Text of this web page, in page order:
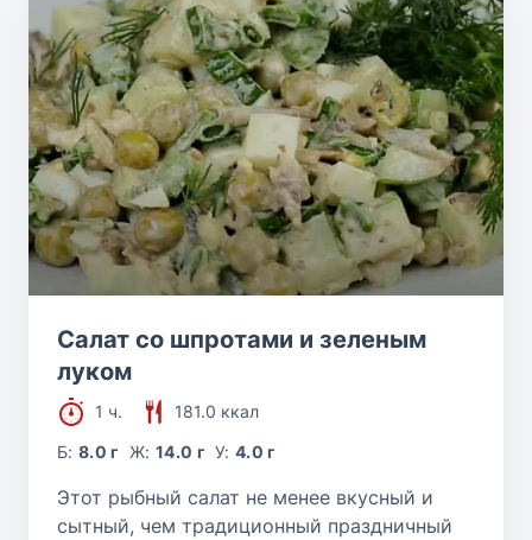
Салат со шпротами и зеленым
луком
1 ч.
181.0 ккал
Б:8.0 г Ж: 14.0 г У:4.0 г
Этот рыбный салат не менее вкусный и
сытный, чем традиционный праздничный